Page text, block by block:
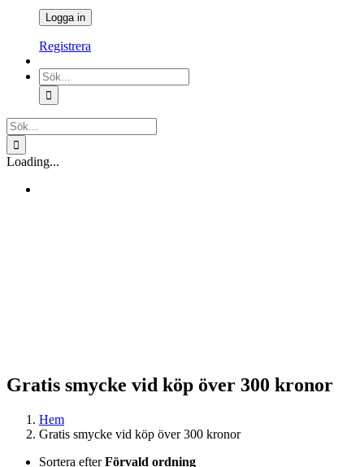
Registrera
Sök
efter:
Sök
efter:
Loading...
Gratis smycke vid köp över 300 kronor
Hem
Gratis smycke vid köp över 300 kronor
Sortera efterFörvald ordning